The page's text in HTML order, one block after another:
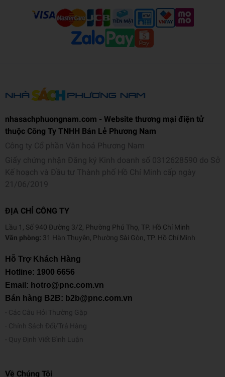
nhasachphuongnam.com - Website thương mại điện tử
thuộc Công Ty TNHH Bán Lẻ Phương Nam
Công ty Cổ phần Văn hoá Phương Nam
Giấy chứng nhận Đăng ký Kinh doanh số 0312628590 do Sở
Kế hoạch và Đầu tư Thành phố Hồ Chí Minh cấp ngày
21/06/2019
ĐỊA CHỈ CÔNG TY
Lầu 1, Số 940 Đường 3/2, Phường Phú Thọ, TP. Hồ Chí Minh
Văn phòng: 31 Hàn Thuyên, Phường Sài Gòn, TP. Hồ Chí Minh
Hỗ Trợ Khách Hàng
Hotline: 1900 6656
Email: hotro@pnc.com.vn
Bán hàng B2B: b2b@pnc.com.vn
Các Câu Hỏi Thường Gặp
Chính Sách Đổi/Trả Hàng
Quy Định Viết Bình Luận
Về Chúng Tôi